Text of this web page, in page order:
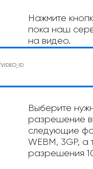
Нажмите
пока наш
на видео.
Выберите
разрешение
следующие
WEBM, 3GP, а
разрешения